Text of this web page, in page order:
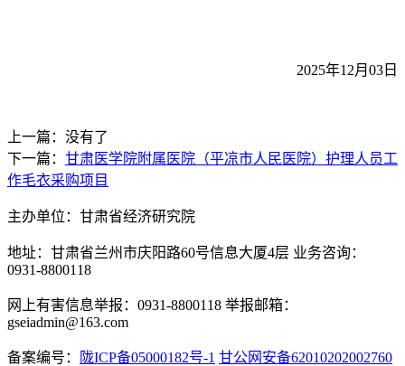
2025年12月03日
上一篇：没有了
下一篇： 甘肃医学院附属医院（平凉市人民医院）护理人员工
作毛衣采购项目
主办单位：甘肃省经济研究院
地址：甘肃省兰州市庆阳路60号信息大厦4层 业务咨询：
0931-8800118
网上有害信息举报：0931-8800118 举报邮箱：
gseiadmin@163.com
备案编号： 陇ICP备05000182号-1 甘公网安备62010202002760